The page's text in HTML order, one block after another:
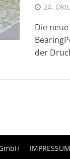
24.
Die
der
IMPRESSUM